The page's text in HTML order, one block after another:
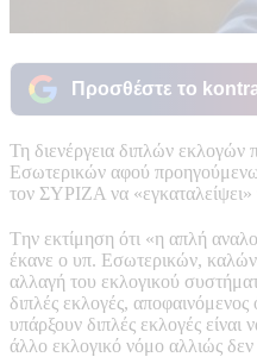
Προσθέστε το
Τη διενέργεια διπλών εκλογών
Εσωτερικών αφού
τον ΣΥΡΙΖΑ να «εγκαταλείψει»
Tην εκτίμηση ότι «η απλή
έκανε ο υπ. Εσωτερικών,
αλλαγή του εκλογικού
διπλές εκλογές,
υπάρξουν διπλές εκλογές είναι
άλλο εκλογικό νόμο αλλιώς